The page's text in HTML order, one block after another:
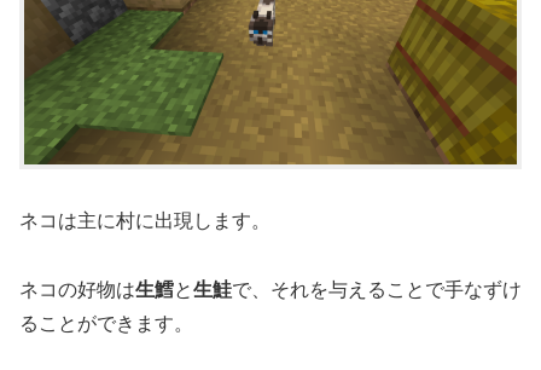
ネコは主に村に出現します。
ネコの好物は生鱈と生鮭で、それを与えることで手なずけ
ることができます。